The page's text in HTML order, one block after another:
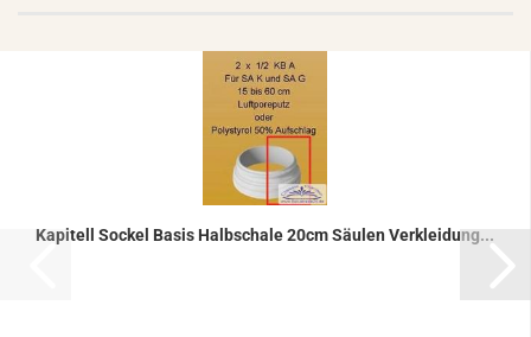
Ka­pi­tell So­ckel Basis Halb­scha­le 20cm Säu­len Ver­klei­dung...